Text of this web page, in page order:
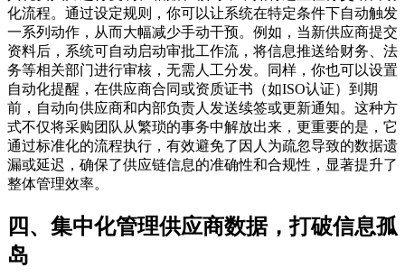
化流程。通过设定规则，你可以让系统在特定条件下自动触发
一系列动作，从而大幅减少手动干预。例如，当新供应商提交
资料后，系统可自动启动审批工作流，将信息推送给财务、法
务等相关部门进行审核，无需人工分发。同样，你也可以设置
自动化提醒，在供应商合同或资质证书（如ISO认证）到期
前，自动向供应商和内部负责人发送续签或更新通知。这种方
式不仅将采购团队从繁琐的事务中解放出来，更重要的是，它
通过标准化的流程执行，有效避免了因人为疏忽导致的数据遗
漏或延迟，确保了供应链信息的准确性和合规性，显著提升了
整体管理效率。
四、集中化管理供应商数据，打破信息孤
岛